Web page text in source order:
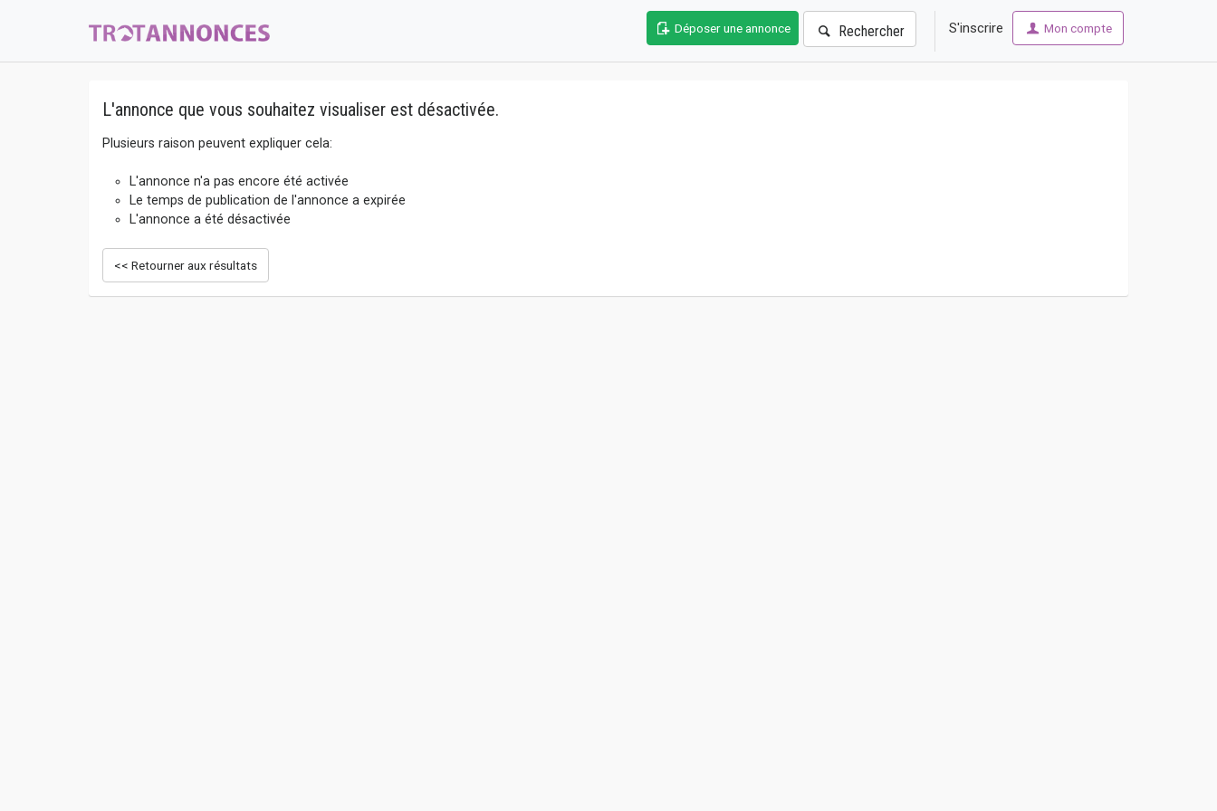
Déposer une annonce Rechercher S'inscrire Mon compte
L'annonce que vous souhaitez visualiser est désactivée.
Plusieurs raison peuvent expliquer cela:
L'annonce n'a pas encore été activée
Le temps de publication de l'annonce a expirée
L'annonce a été désactivée
<< Retourner aux résultats